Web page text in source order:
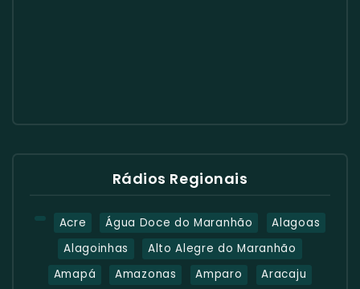
Rádios Regionais
Acre Água Doce do Maranhão
Alagoas
Alagoinhas
Alto Alegre do Maranhão
Amapá
Amazonas Amparo
Aracaju